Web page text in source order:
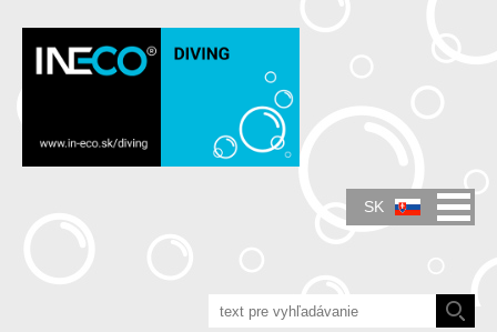
ECO - predávame dúchadlá, vývevy,
prietokomery.
SK